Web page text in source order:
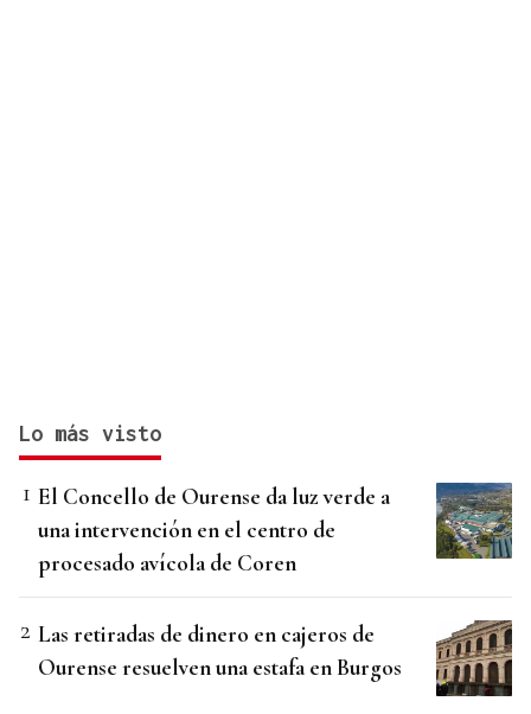
Lo más visto
El Concello de Ourense da luz verde a
una intervención en el centro de
procesado avícola de Coren
Las retiradas de dinero en cajeros de
Ourense resuelven una estafa en Burgos